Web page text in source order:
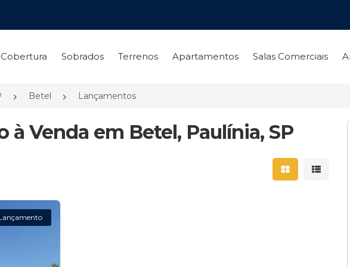
Cobertura Sobrados Terrenos Apartamentos Salas Comerciais
Betel Lançamentos
à Venda em Betel, Paulínia, SP
Mostrar